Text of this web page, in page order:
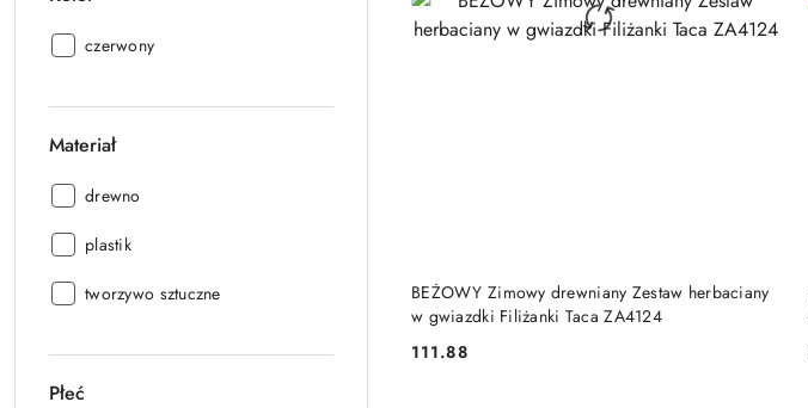
Kolor:
czerwony
Materiał
Materiał:
drewno
Materiał:
plastik
Materiał:
tworzywo sztuczne
Płeć
BEŻOWY Zimowy drewniany Zestaw herbaciany
w gwiazdki Filiżanki Taca ZA4124
Cena:
111.88
DO KOSZYKA